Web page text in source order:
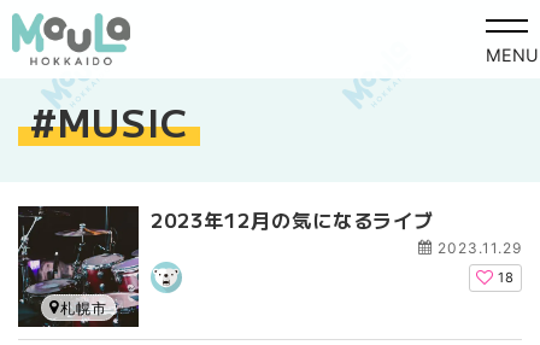
MENU
MUSIC
2023年12月の気になるライブ
2023.11.29
18
札幌市